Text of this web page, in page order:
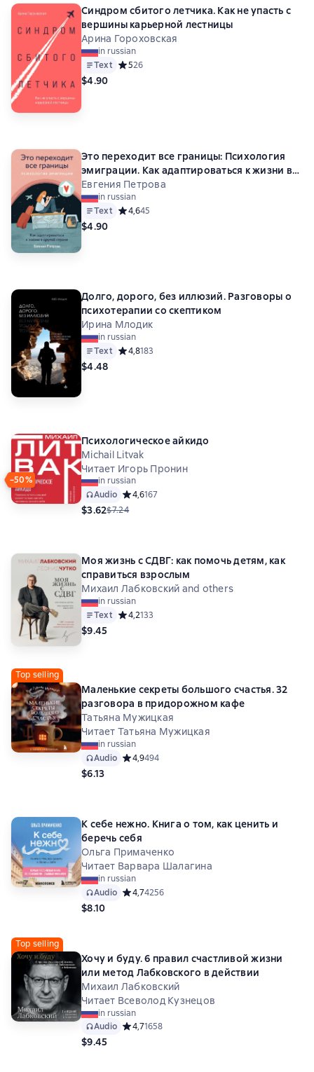
Синдром сбитого летчика. Как не упасть с
вершины карьерной лестницы
Арина Гороховская
in russian
Text Средний рейтинг 5 на основе 26 оценок
526
$4.90
Это переходит все границы: Психология
эмиграции. Как адаптироваться к жизни в
другой стране
Евгения Петрова
in russian
Text Средний рейтинг 4,6 на основе 45 оценок
4,645
$4.90
Долго, дорого, без иллюзий. Разговоры о
психотерапии со скептиком
Ирина Млодик
in russian
Text Средний рейтинг 4,8 на основе 183 оценок
4,8183
$4.48
−50%
Психологическое айкидо
Michail Litvak
Читает Игорь Пронин
in russian
Audio Средний рейтинг 4,6 на основе 167 оценок
4,6167
$3.62$7.24
Моя жизнь с СДВГ: как помочь детям, как
справиться взрослым
Михаил Лабковский and others
in russian
Text Средний рейтинг 4,2 на основе 133 оценок
4,2133
$9.45
Top selling
Маленькие секреты большого счастья. 32
разговора в придорожном кафе
Татьяна Мужицкая
Читает Татьяна Мужицкая
in russian
Audio Средний рейтинг 4,9 на основе 494 оценок
4,9494
$6.13
К себе нежно. Книга о том, как ценить и
беречь себя
Ольга Примаченко
Читает Варвара Шалагина
in russian
Audio Средний рейтинг 4,7 на основе 4256 оценок
4,74256
$8.10
Top selling
Хочу и буду. 6 правил счастливой жизни
или метод Лабковского в действии
Михаил Лабковский
Читает Всеволод Кузнецов
in russian
Audio Средний рейтинг 4,7 на основе 1658 оценок
4,71658
$9.45